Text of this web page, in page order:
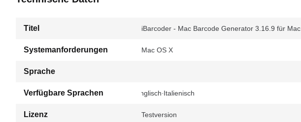
Titel iBarcoder - Mac Barcode Generator 3.16.9 für Mac
Systemanforderungen Mac OS X
Sprache
Verfügbare Sprachen Englisch Italienisch
Lizenz Testversion